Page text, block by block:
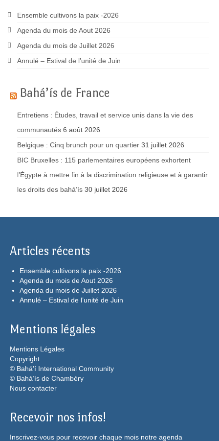
Ensemble cultivons la paix -2026
Agenda du mois de Aout 2026
Agenda du mois de Juillet 2026
Annulé – Estival de l’unité de Juin
Bahá’ís de France
Entretiens : Études, travail et service unis dans la vie des
communautés 6 août 2026
Belgique : Cinq brunch pour un quartier 31 juillet 2026
BIC Bruxelles : 115 parlementaires européens exhortent
l’Égypte à mettre fin à la discrimination religieuse et à garantir
les droits des bahá’ís 30 juillet 2026
Articles récents
Ensemble cultivons la paix -2026
Agenda du mois de Aout 2026
Agenda du mois de Juillet 2026
Annulé – Estival de l’unité de Juin
Mentions légales
Mentions Légales
Copyright
© Bahá’í International Community
© Bahá’ís de Chambéry
Nous contacter
Recevoir nos infos!
Inscrivez-vous pour recevoir chaque mois notre agenda